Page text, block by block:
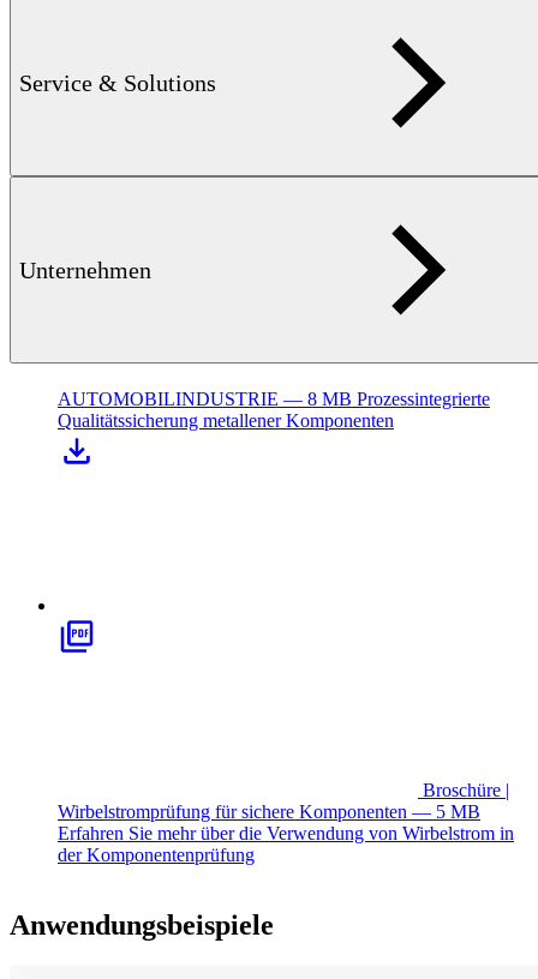
Service & Solutions
Unternehmen
AUTOMOBILINDUSTRIE — 8 MB Prozessintegrierte
Qualitätssicherung metallener Komponenten
Broschüre |
Wirbelstromprüfung für sichere Komponenten — 5 MB
Erfahren Sie mehr über die Verwendung von Wirbelstrom in
der Komponentenprüfung
Anwendungsbeispiele